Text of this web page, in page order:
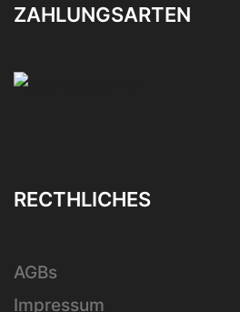
ZAHLUNGSARTEN
RECTHLICHES
AGBs
Impressum